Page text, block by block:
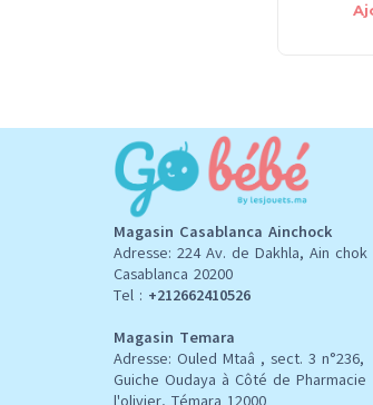
Magasin Casablanca Ainchock
Adresse: 224 Av. de Dakhla, Ain chok
Casablanca 20200
Tel : +212662410526
Magasin Temara
Adresse: Ouled Mtaâ , sect. 3 n°236,
Guiche Oudaya à Côté de Pharmacie